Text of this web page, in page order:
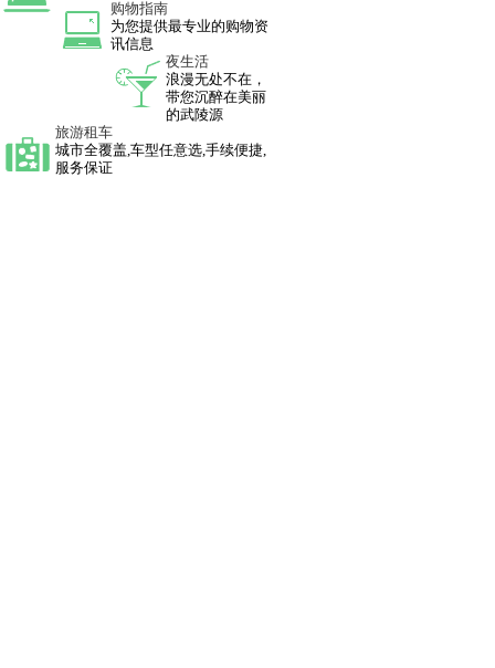
购物指南
为您提供最专业的购物资
讯信息
夜生活
浪漫无处不在，
带您沉醉在美丽
的武陵源
旅游租车
城市全覆盖,车型任意选,手续便捷,
服务保证